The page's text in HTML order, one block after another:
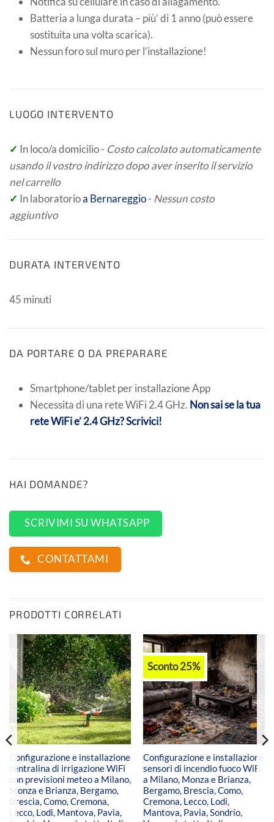
Batteria a lunga durata – più’ di 1 anno (può essere
sostituita una volta scarica).
Nessun foro sul muro per l’installazione!
LUOGO INTERVENTO
✓ In loco/a domicilio - Costo calcolato automaticamente
usando il vostro indirizzo dopo aver inserito il servizio
nel carrello
✓ In laboratorioa Bernareggio- Nessun costo
aggiuntivo
DURATA INTERVENTO
45 minuti
DA PORTARE O DA PREPARARE
Smartphone/tablet per installazione App
Necessita di una rete WiFi 2.4 GHz. Non sai se la tua
rete WiFi e’ 2.4 GHz? Scrivici!
HAI DOMANDE?
SCRIVIMI SU WHATSAPP
CONTATTAMI
PRODOTTI CORRELATI
Configurazione e installazione
centralina di irrigazione WiFi
con previsioni meteo a Milano,
Monza e Brianza, Bergamo,
Brescia, Como, Cremona,
Lecco, Lodi, Mantova, Pavia,
Sconto 25%
Configurazione e installazione
sensori di incendio fuoco WiFi
a Milano, Monza e Brianza,
Bergamo, Brescia, Como,
Cremona, Lecco, Lodi,
Mantova, Pavia, Sondrio,